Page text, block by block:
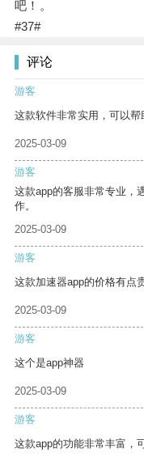
吧！。
#37#
评论
游客
这款软件非常实用，可以帮
2025-03-09
游客
这款app的客服非常专业，
作。
2025-03-09
游客
这款加速器app的价格有点
2025-03-09
游客
这个是app神器
2025-03-09
游客
这款app的功能非常丰富，